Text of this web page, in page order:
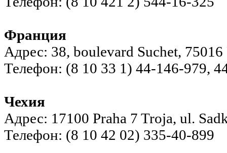
Франция
Адрес: 38, boulevard Suchet, 75016
Телефон: (8 10 33 1) 44-146-979,
Чехия
Адрес: 17100 Praha 7 Troja, ul.
Телефон: (8 10 42 02) 335-40-899